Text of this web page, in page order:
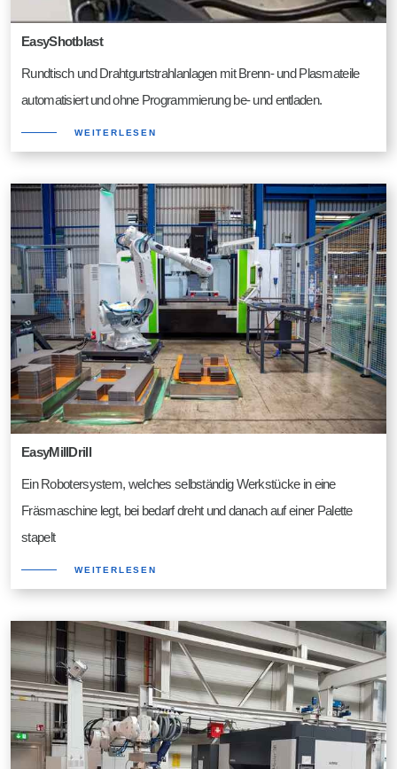
EasyShotblast
Rundtisch und Drahtgurtstrahlanlagen mit Brenn- und Plasmateile
automatisiert und ohne Programmierung be- und entladen.
WEITERLESEN
EasyMillDrill
Ein Robotersystem, welches selbständig Werkstücke in eine
Fräsmaschine legt, bei bedarf dreht und danach auf einer Palette
stapelt
WEITERLESEN